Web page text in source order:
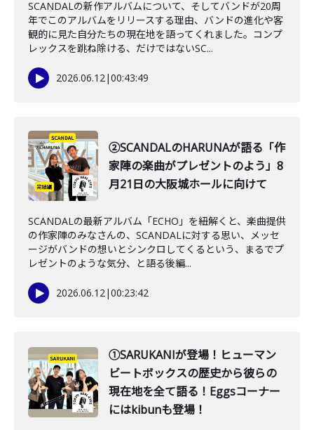
SCANDALの新作アルバムについて、そしてバンドが20周
年でこのアルバムをリリースする理由、バンドの進化や客
観的に見た自分たちの現在地を語ってくれました。コンプ
レックスを跳ね除ける、だけではないSC...
2026.06.12|00:43:49
②SCANDALのHARUNAが語る「作
家陣の楽曲がプレゼントのよう」8
月21日の大阪城ホールに向けて
SCANDALの最新アルバム「ECHO」を紐解くと、楽曲提供
の作家陣のみなさんの、SCANDALに対する思い、メッセ
ージがバンドの想いとシンクロしてくるという、まるでプ
レゼントのような気分、と語る後編...
2026.06.12|00:23:42
①SARUKANIが登場！ヒューマン
ビートボックスの歴史から彼らの
現在地を全て語る！Eggsコーナー
にはkibunも登場！